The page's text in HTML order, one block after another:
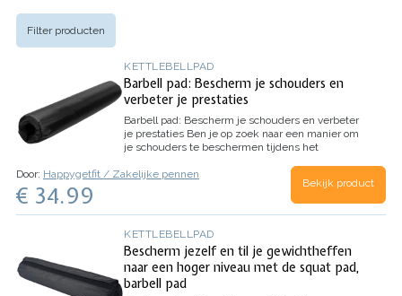
Filter producten
KETTLEBELLPAD
Barbell pad: Bescherm je schouders en
verbeter je prestaties
Barbell pad: Bescherm je schouders en verbeter
je prestaties Ben je op zoek naar een manier om
je schouders te beschermen tijdens het
perfecte oplossing voor jou! Met een
halterkussen voorkom je pijn en druk op je…
Door: Happygetfit / Zakelijke pennen
€ 34.99 Bekijk product
KETTLEBELLPAD
Bescherm jezelf en til je gewichtheffen
naar een hoger niveau met de squat pad,
barbell pad